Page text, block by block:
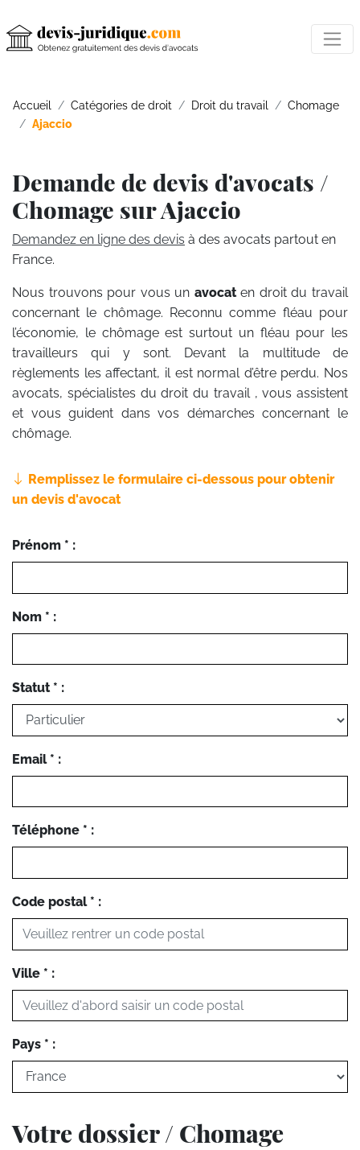
Accueil Catégories de droit Droit du travail
Chomage
Ajaccio
Demande de devis d'avocats /
Chomage sur Ajaccio
Demandez en ligne des devis à des avocats partout en
France.
Nous trouvons pour vous un avocaten droit du travail
concernant le chômage. Reconnu comme fléau pour
l’économie, le chômage est surtout un fléau pour les
travailleurs qui y sont. Devant la multitude de
règlements les affectant, il est normal d’être perdu. Nos
avocats, spécialistes du droit du travail , vous assistent
et vous guident dans vos démarches concernant le
chômage.
Remplissez le formulaire ci-dessous pour obtenir
un devis d'avocat
Prénom * :
Nom * :
Statut * :
Email * :
Téléphone * :
Code postal * :
Ville * :
Pays * :
Votre dossier / Chomage